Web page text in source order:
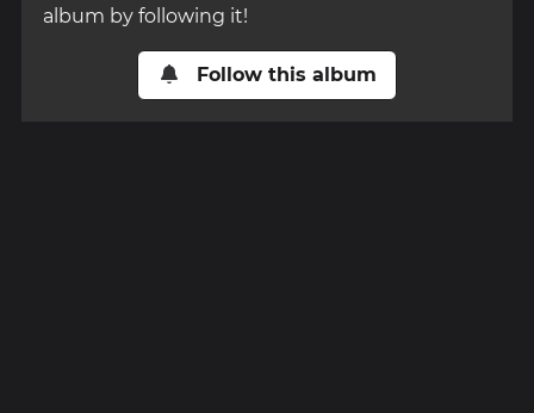
album by following it!
Follow this album